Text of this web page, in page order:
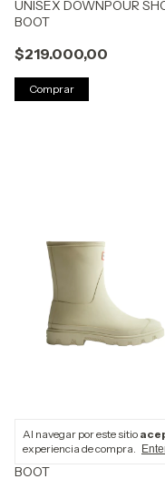
Al navegar por este sitio
experiencia de compra.
UNISEX DOWNPOUR
BOOT
$219.000,00
Comprar
UNISEX DOWNPOUR
BOOT